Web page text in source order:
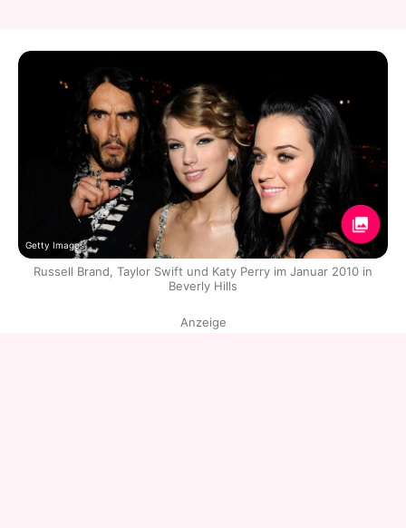
Getty Images
Russell Brand, Taylor Swift und Katy Perry im Januar 2010 in
Beverly Hills
Anzeige